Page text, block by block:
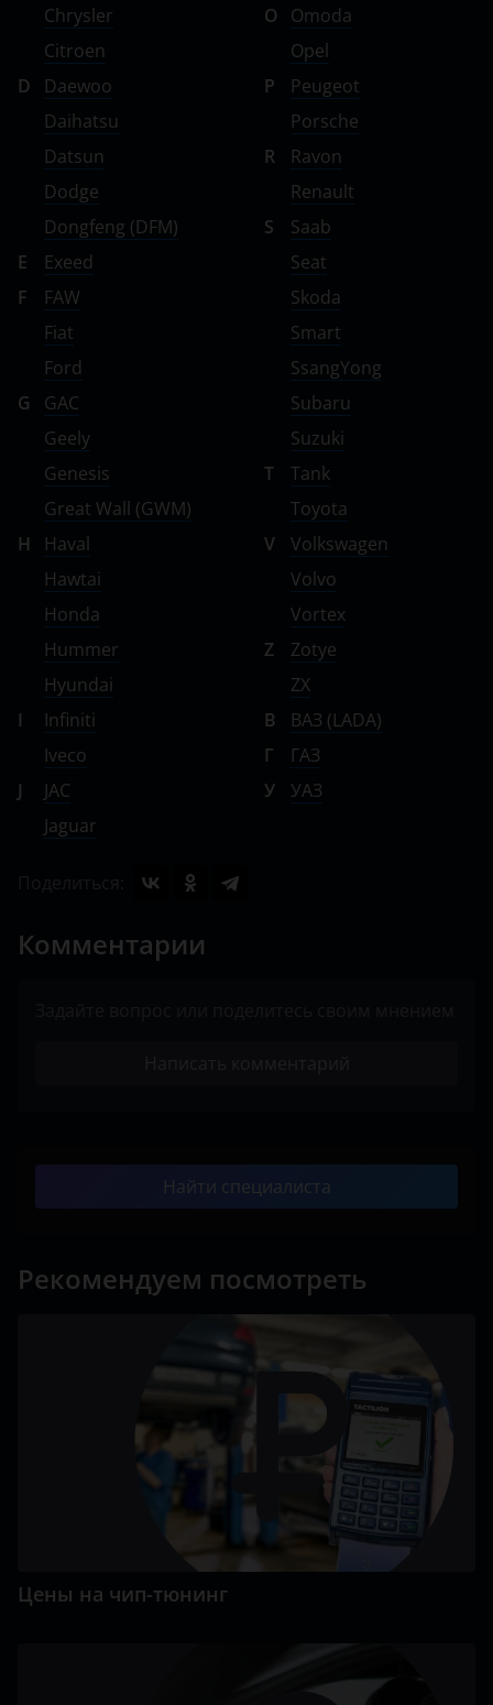
ЗАЗ
УАЗ
Chrysler
Citroen
D
Daewoo
Daihatsu
Datsun
Dodge
Dongfeng (DFM)
E
Exeed
F
FAW
Fiat
Ford
G
GAC
Geely
Genesis
Great Wall (GWM)
H
Haval
Hawtai
Honda
Hummer
Hyundai
I
Infiniti
Iveco
J
JAC
Jaguar
O
Omoda
Opel
P
Peugeot
Porsche
R
Ravon
Renault
S
Saab
Seat
Skoda
Smart
SsangYong
Subaru
Suzuki
T
Tank
Toyota
V
Volkswagen
Volvo
Vortex
Z
Zotye
ZX
В
ВАЗ (LADA)
Г
ГАЗ
У
УАЗ
Комментарии
Найти специалиста
Рекомендуем посмотреть
Цены на чип-тюнинг